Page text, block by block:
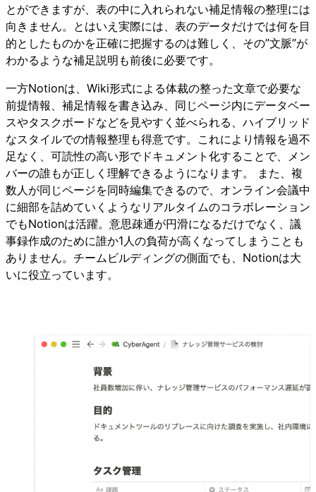
とができますが、表の中に入れられない補足情報の整理には
向きません。とはいえ実際には、表のデータだけでは何を目
的としたものかを正確に把握するのは難しく、その”文脈”が
わかるような補足説明も前後に必要です。
一方Notionは、Wiki形式による体裁の整った文章で必要な
前提情報、補足情報を書き込み、同じページ内にデータベー
スやタスクボードなどを見やすく並べられる、ハイブリッド
なスタイルでの情報整理も得意です。これにより情報を過不
足なく、可読性の高い形でドキュメント化することで、メン
バーの誰もが正しく理解できるようになります。 また、複
数人が同じページを同時編集できるので、オンライン会議中
に細部を詰めていくようなリアルタイムのコラボレーション
でもNotionは活躍。意思疎通が円滑になるだけでなく、議
事録作成のために誰か1人の負荷が高くなってしまうことも
ありません。チームビルディングの側面でも、Notionは大
いに役立っています。